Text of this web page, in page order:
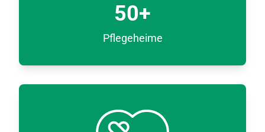
50+
Pflegeheime